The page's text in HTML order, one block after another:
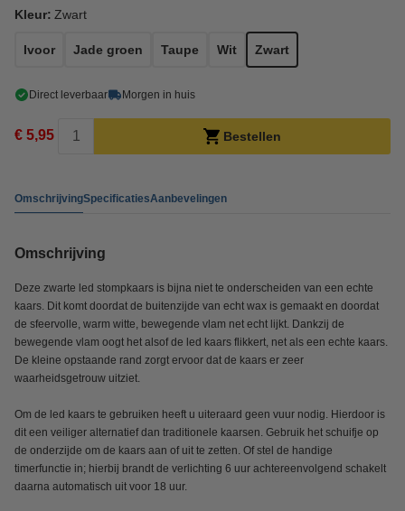
Kleur: Zwart
Ivoor Jade groen Taupe Wit Zwart
Direct leverbaar Morgen in huis
€ 5,95 Bestellen
OmschrijvingSpecificatiesAanbevelingen
Omschrijving
Deze zwarte led stompkaars is bijna niet te onderscheiden van een echte
kaars. Dit komt doordat de buitenzijde van echt wax is gemaakt en doordat
de sfeervolle, warm witte, bewegende vlam net echt lijkt. Dankzij de
bewegende vlam oogt het alsof de led kaars flikkert, net als een echte kaars.
De kleine opstaande rand zorgt ervoor dat de kaars er zeer
waarheidsgetrouw uitziet.
Om de led kaars te gebruiken heeft u uiteraard geen vuur nodig. Hierdoor is
dit een veiliger alternatief dan traditionele kaarsen. Gebruik het schuifje op
de onderzijde om de kaars aan of uit te zetten. Of stel de handige
timerfunctie in; hierbij brandt de verlichting 6 uur achtereenvolgend schakelt
daarna automatisch uit voor 18 uur.